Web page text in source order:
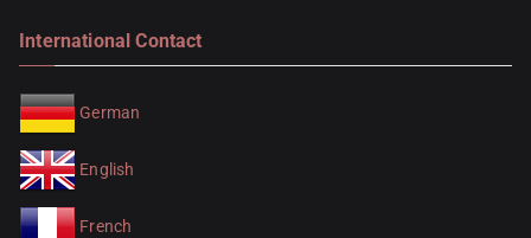
International Contact
German
English
French